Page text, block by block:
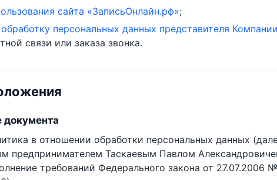
сайта «ЗаписьОнлайн.рф»;
персональных данных представителя Компании
связи или заказа звонка.
документа
в отношении обработки персональных данных
предпринимателем Таскаевым Павлом
требований Федерального закона от